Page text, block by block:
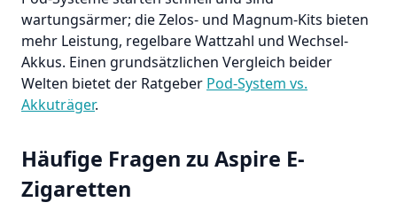
wartungsärmer; die Zelos- und Magnum-Kits bieten
mehr Leistung, regelbare Wattzahl und Wechsel-
Akkus. Einen grundsätzlichen Vergleich beider
Welten bietet der Ratgeber Pod-System vs.
Akkuträger.
Häufige Fragen zu Aspire E-
Zigaretten